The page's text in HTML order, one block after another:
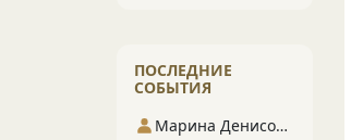
ПОСЛЕДНИЕ
СОБЫТИЯ
Марина Денисова 5